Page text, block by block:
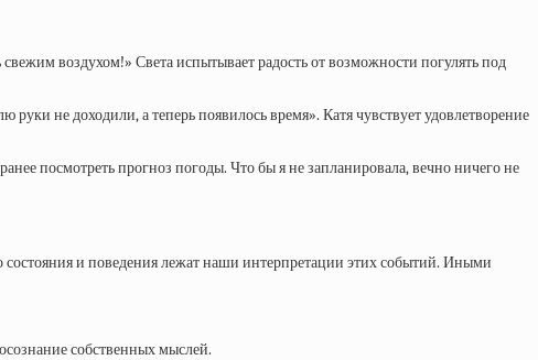
воздухом!» Света испытывает радость от возможности погулять под
не доходили, а теперь появилось время». Катя чувствует удовлетворение
посмотреть прогноз погоды. Что бы я не запланировала, вечно ничего не
и поведения лежат наши интерпретации этих событий. Иными
собственных мыслей.